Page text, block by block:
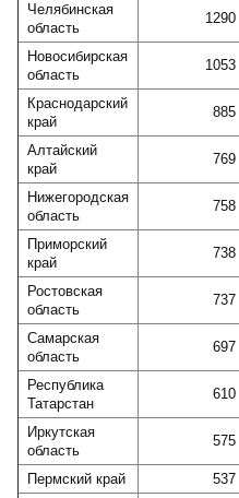
Челябинская
область
1290
Новосибирская
область
1053
Краснодарский
край
885
Алтайский
край
769
Нижегородская
область
758
Приморский
край
738
Ростовская
область
737
Самарская
область
697
Республика
Татарстан
610
Иркутская
область
575
Пермский край 537